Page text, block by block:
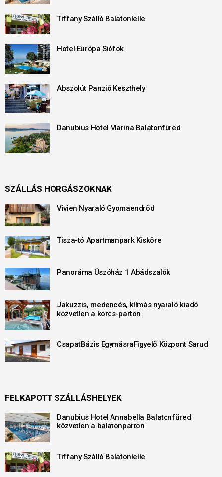
Tiffany Szálló Balatonlelle
Hotel Európa Siófok
Abszolút Panzió Keszthely
Danubius Hotel Marina Balatonfüred
SZÁLLÁS HORGÁSZOKNAK
Vivien Nyaraló Gyomaendrőd
Tisza-tó Apartmanpark Kisköre
Panoráma Úszóház 1 Abádszalók
Jakuzzis, medencés, klímás nyaraló kiadó
közvetlen a körös-parton
CsapatBázis EgymásraFigyelő Központ Sarud
FELKAPOTT SZÁLLÁSHELYEK
Danubius Hotel Annabella Balatonfüred
közvetlen a balatonparton
Tiffany Szálló Balatonlelle